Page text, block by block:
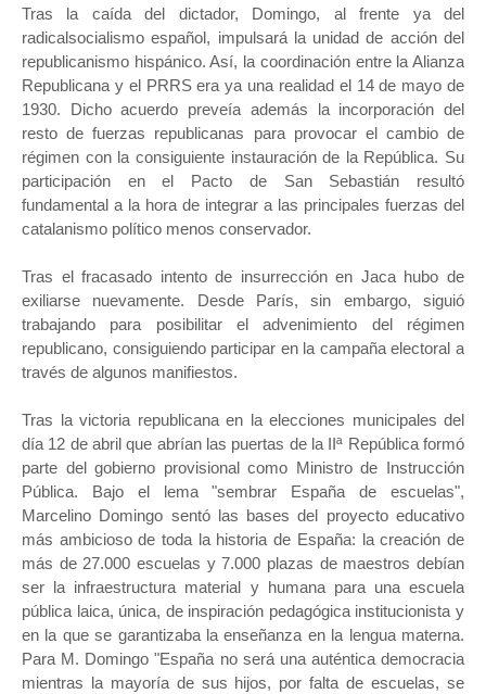
Tras la caída del dictador, Domingo, al frente ya del
radicalsocialismo español, impulsará la unidad de acción del
republicanismo hispánico. Así, la coordinación entre la Alianza
Republicana y el PRRS era ya una realidad el 14 de mayo de
1930. Dicho acuerdo preveía además la incorporación del
resto de fuerzas republicanas para provocar el cambio de
régimen con la consiguiente instauración de la República. Su
participación en el Pacto de San Sebastián resultó
fundamental a la hora de integrar a las principales fuerzas del
catalanismo político menos conservador.
Tras el fracasado intento de insurrección en Jaca hubo de
exiliarse nuevamente. Desde París, sin embargo, siguió
trabajando para posibilitar el advenimiento del régimen
republicano, consiguiendo participar en la campaña electoral a
través de algunos manifiestos.
Tras la victoria republicana en la elecciones municipales del
día 12 de abril que abrían las puertas de la IIª República formó
parte del gobierno provisional como Ministro de Instrucción
Pública. Bajo el lema "sembrar España de escuelas",
Marcelino Domingo sentó las bases del proyecto educativo
más ambicioso de toda la historia de España: la creación de
más de 27.000 escuelas y 7.000 plazas de maestros debían
ser la infraestructura material y humana para una escuela
pública laica, única, de inspiración pedagógica institucionista y
en la que se garantizaba la enseñanza en la lengua materna.
Para M. Domingo "España no será una auténtica democracia
mientras la mayoría de sus hijos, por falta de escuelas, se